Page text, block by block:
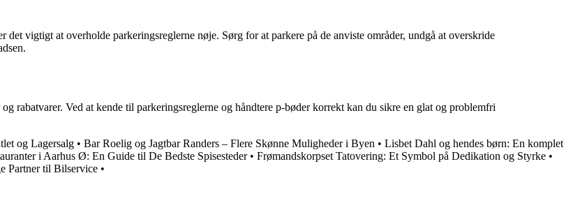
vigtigt at overholde parkeringsreglerne nøje. Sørg for at parkere på de anviste områder, undgå at overskride
rabatvarer. Ved at kende til parkeringsreglerne og håndtere p-bøder korrekt kan du sikre en glat og problemfri
og Lagersalg • Bar Roelig og Jagtbar Randers – Flere Skønne Muligheder i Byen • Lisbet Dahl og hendes børn: En komplet
i Aarhus Ø: En Guide til De Bedste Spisesteder• Frømandskorpset Tatovering: Et Symbol på Dedikation og Styrke •
Partner til Bilservice •